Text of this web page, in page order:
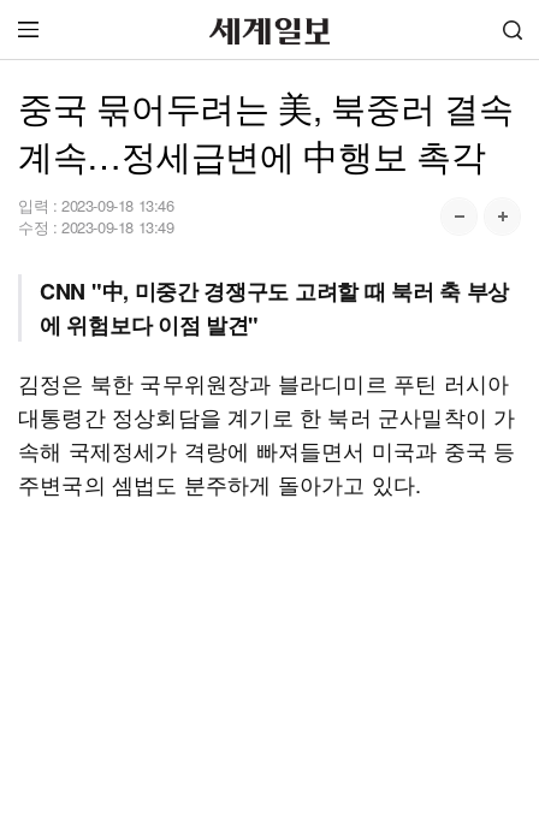
중국 묶어두려는 美, 북중러 결속
계속…정세급변에 中행보 촉각
입력 : 2023-09-18 13:46
수정 : 2023-09-18 13:49
CNN "中, 미중간 경쟁구도 고려할 때 북러 축 부상
에 위험보다 이점 발견"
김정은 북한 국무위원장과 블라디미르 푸틴 러시아
대통령간 정상회담을 계기로 한 북러 군사밀착이 가
속해 국제정세가 격랑에 빠져들면서 미국과 중국 등
주변국의 셈법도 분주하게 돌아가고 있다.